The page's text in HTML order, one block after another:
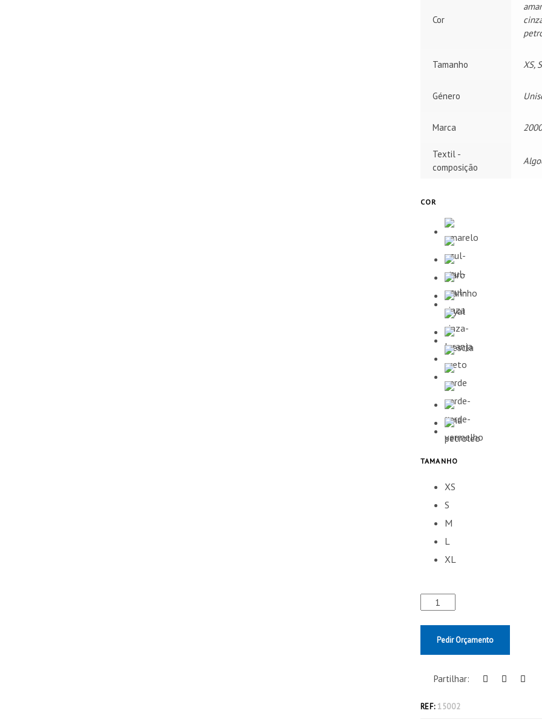
Cor
Tamanho XS,
Género
Marca
Textil -
composição
COR
TAMANHO
XS
S
M
L
XL
Pedir Orçamento
Partilhar:
REF: 15002